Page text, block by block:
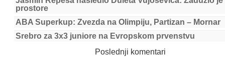
prostore
ABA Superkup: Zvezda na Olimpiju, Partizan – Mornar
Srebro za 3x3 juniore na Evropskom prvenstvu
Poslednji komentari